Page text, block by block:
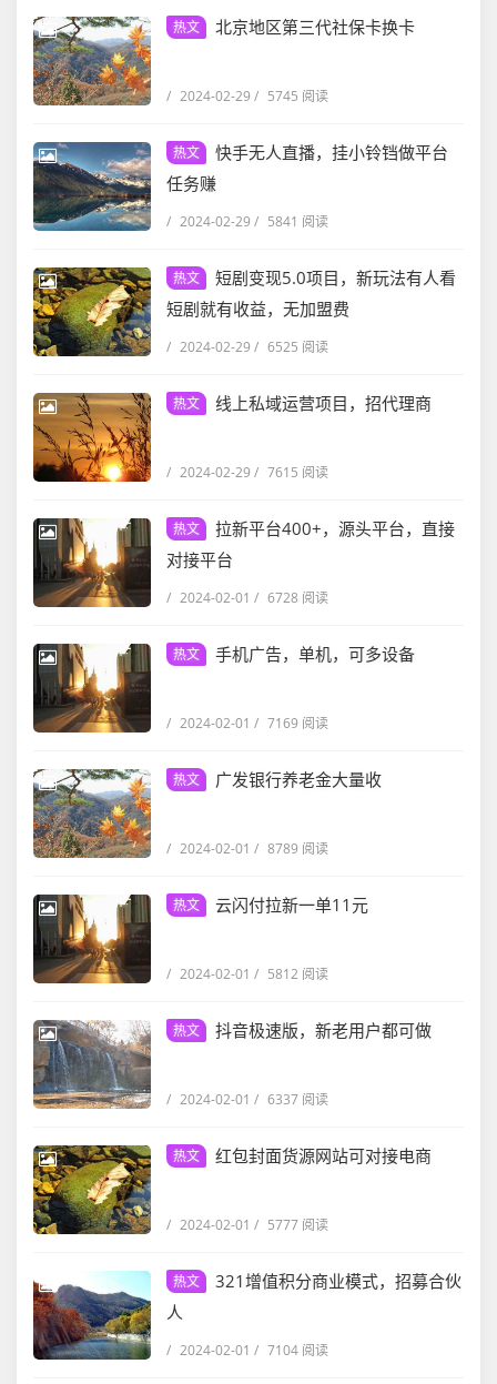
热文 北京地区第三代社保卡换卡
/ 2024-02-29 / 5745 阅读
热文
快手无人直播，挂小铃铛做平台
任务赚
/ 2024-02-29 / 5841 阅读
热文
短剧变现5.0项目，新玩法有人看
短剧就有收益，无加盟费
/ 2024-02-29 / 6525 阅读
热文 线上私域运营项目，招代理商
/ 2024-02-29 / 7615 阅读
热文
拉新平台400+，源头平台，直接
对接平台
/ 2024-02-01 / 6728 阅读
热文 手机广告，单机，可多设备
/ 2024-02-01 / 7169 阅读
热文 广发银行养老金大量收
/ 2024-02-01 / 8789 阅读
热文 云闪付拉新一单11元
/ 2024-02-01 / 5812 阅读
热文 抖音极速版，新老用户都可做
/ 2024-02-01 / 6337 阅读
热文 红包封面货源网站可对接电商
/ 2024-02-01 / 5777 阅读
热文
321增值积分商业模式，招募合伙
人
/ 2024-02-01 / 7104 阅读